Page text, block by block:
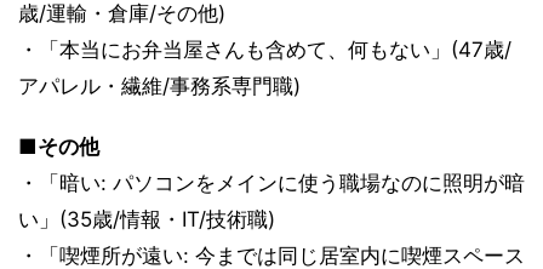
歳/運輸・倉庫/その他)
・「本当にお弁当屋さんも含めて、何もない」(47歳/
アパレル・繊維/事務系専門職)
■その他
・「暗い: パソコンをメインに使う職場なのに照明が暗
い」(35歳/情報・IT/技術職)
・「喫煙所が遠い: 今までは同じ居室内に喫煙スペース